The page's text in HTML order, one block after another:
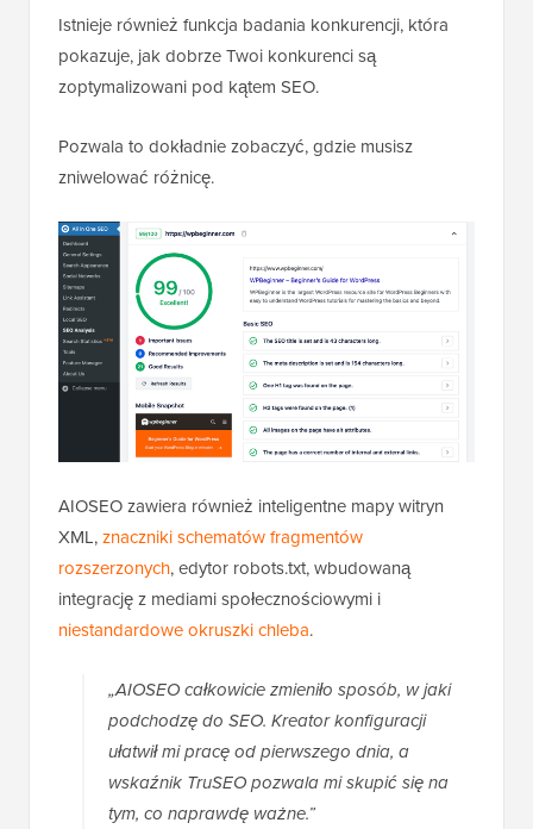
Istnieje również funkcja badania konkurencji, która
pokazuje, jak dobrze Twoi konkurenci są
zoptymalizowani pod kątem SEO.
Pozwala to dokładnie zobaczyć, gdzie musisz
zniwelować różnicę.
AIOSEO zawiera również inteligentne mapy witryn
XML,znaczniki schematów fragmentów
rozszerzonych, edytor robots.txt, wbudowaną
integrację z mediami społecznościowymi i
niestandardowe okruszki chleba.
„AIOSEO całkowicie zmieniło sposób, w jaki
podchodzę do SEO. Kreator konfiguracji
ułatwił mi pracę od pierwszego dnia, a
wskaźnik TruSEO pozwala mi skupić się na
tym, co naprawdę ważne.”